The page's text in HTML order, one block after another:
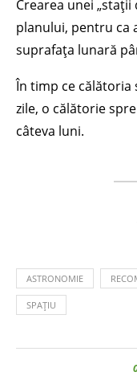
Crearea unei „stații
planului, pentru ca
suprafața lunară
În timp ce călătoria
zile, o călătorie
câteva luni.
ASTRONOMIE
SPAȚIU